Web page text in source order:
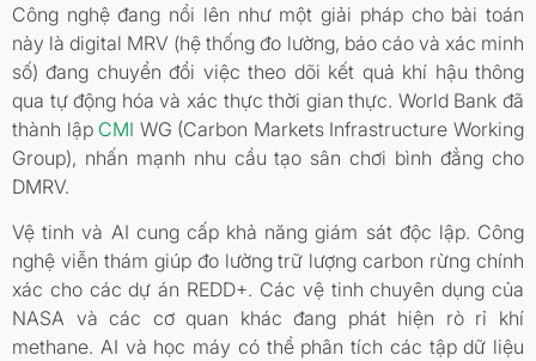
Công nghệ đang nổi lên như một giải pháp cho bài toán
này là digital MRV (hệ thống đo lường, báo cáo và xác minh
số) đang chuyển đổi việc theo dõi kết quả khí hậu thông
qua tự động hóa và xác thực thời gian thực. World Bank đã
thành lập CMI WG (Carbon Markets Infrastructure Working
Group), nhấn mạnh nhu cầu tạo sân chơi bình đẳng cho
DMRV.
Vệ tinh và AI cung cấp khả năng giám sát độc lập. Công
nghệ viễn thám giúp đo lường trữ lượng carbon rừng chính
xác cho các dự án REDD+. Các vệ tinh chuyên dụng của
NASA và các cơ quan khác đang phát hiện rò rỉ khí
methane. AI và học máy có thể phân tích các tập dữ liệu